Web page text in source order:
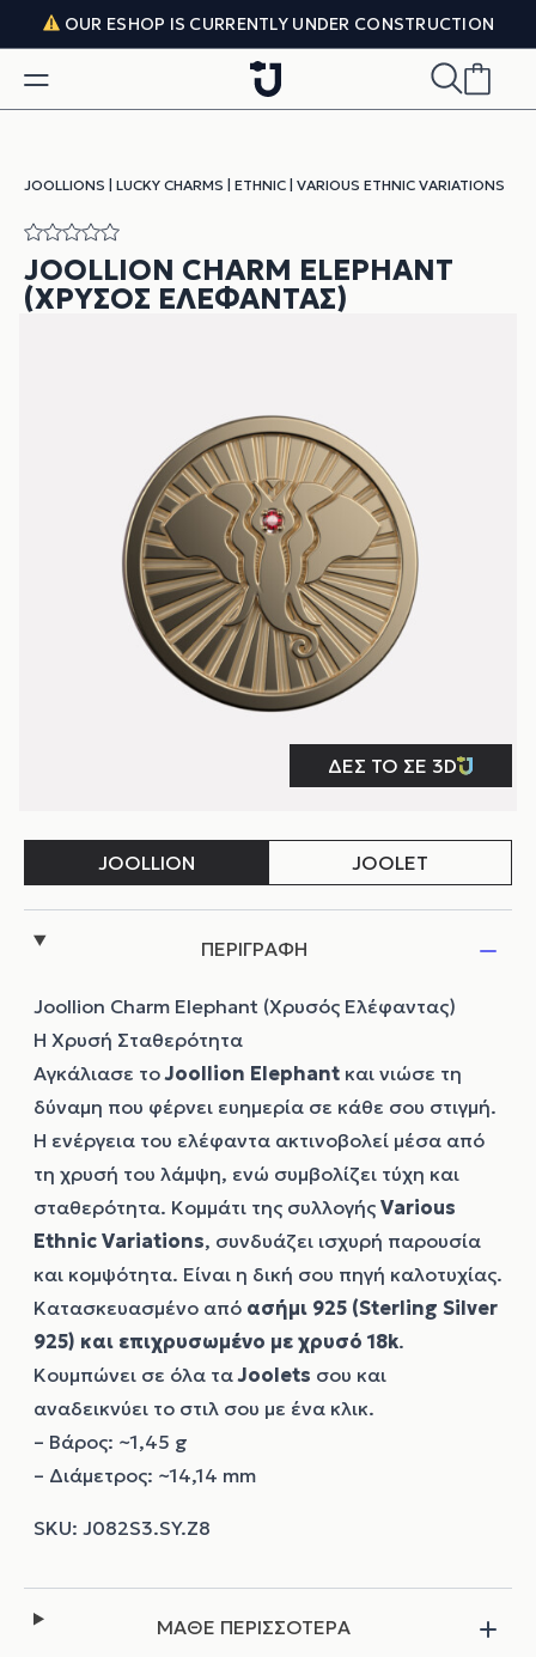
Skip to content
OUR ESHOP IS CURRENTLY UNDER CONSTRUCTION
JOOLLIONS LUCKY CHARMS ETHNIC VARIOUS ETHNIC VARIATIONS
JOOLLION CHARM ELEPHANT
(ΧΡΥΣΌΣ ΕΛΈΦΑΝΤΑΣ)
ΠΕΡΙΓΡΑΦΗ
Joollion Charm Elephant (Χρυσός Ελέφαντας)
Η Χρυσή Σταθερότητα
Αγκάλιασε τοJoollion Elephant και νιώσε τη
δύναμη που φέρνει ευημερία σε κάθε σου στιγμή.
Η ενέργεια του ελέφαντα ακτινοβολεί μέσα από
τη χρυσή του λάμψη, ενώ συμβολίζει τύχη και
σταθερότητα. Κομμάτι της συλλογής Various
Ethnic Variations, συνδυάζει ισχυρή παρουσία
και κομψότητα. Είναι η δική σου πηγή καλοτυχίας.
Κατασκευασμένο από ασήμι 925 (Sterling Silver
925) και επιχρυσωμένο με χρυσό 18k.
Κουμπώνει σε όλα ταJoolets σου και
αναδεικνύει το στιλ σου με ένα κλικ.
– Βάρος: ~1,45 g
– Διάμετρος: ~14,14 mm
ΜΑΘΕ ΠΕΡΙΣΣΟΤΕΡΑ